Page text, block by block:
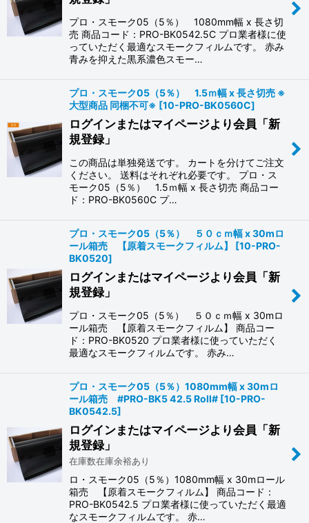
プロ・スモーク05（5％） 1080mm幅 x 長さ切
売 商品コード：PRO-BK0542.5C プロ業者様に使
っていただく最適なスモークフィルムです。 赤み
青みを抑えた黒系濃色スモー…
プロ・スモーク05（5％） 1.5ｍ幅 x 長さ切売 ※
大型商品 同梱不可※ [10-PRO-BK0560C]
ログインまたはマイページより会員「新
規登録」
この商品は単独発送です。 カートを分けてご注文
ください。 送料はそれぞれ必要です。 プロ・ス
モーク05（5％） 1.5ｍ幅 x 長さ切売 商品コー
ド：PRO-BK0560C プ…
プロ・スモーク05（5％） ５０ｃｍ幅 x 30mロ
ール箱売 【原着スモークフィルム】
[10-PRO-
BK0520]
ログインまたはマイページより会員「新
規登録」
プロ・スモーク05（5％） ５０ｃｍ幅 x 30mロ
ール箱売 【原着スモークフィルム】 商品コー
ド：PRO-BK0520 プロ業者様に使っていただく
最適なスモークフィルムです。 赤み…
プロ・スモーク05（5％）1080mm幅 x 30mロ
ール箱売 #PRO-BK5 42.5 Roll# [10-PRO-
BK0542.5]
ログインまたはマイページより会員「新
規登録」
在庫数在庫余裕あり
ロ・スモーク05（5％）1080mm幅 x 30mロール
箱売 【原着スモークフィルム】 商品コード：
PRO-BK0542.5 プロ業者様に使っていただく最適
なスモークフィルムです。 赤…